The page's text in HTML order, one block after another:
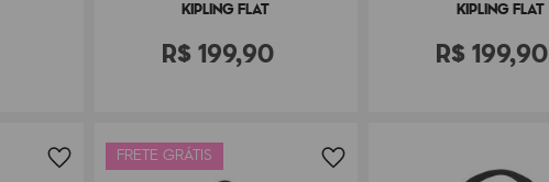
KIPLING FLAT
R$199,90
KIPLING FLAT
R$ 199,90
FRETE GRÁTIS